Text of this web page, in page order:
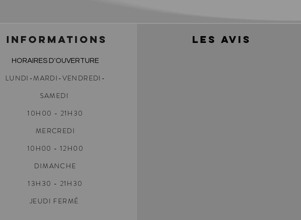
INFORMATIONS
HORAIRES D'OUVERTURE
LUNDI-MARDI-VENDREDI-
SAMEDI
10H00 - 21H30
MERCREDI
10H00 - 12H00
DIMANCHE
13H30 - 21H30
JEUDI FERMÉ
LES AVIS